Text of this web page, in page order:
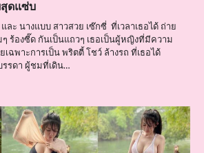
สุดแซ่บ
และ นางแบบ สาวสวย เซ๊กซี่ ที่เวลาเธอได้ ถ่าย
ร้องซี๊ด กันเป็นแถวๆ เธอเป็นผู้หญิงที่มีความ
ฉพาะการเป็น พริตตี้ โชว์ ล้างรถ ที่เธอได้
รดา ผู้ชมที่เดิน…